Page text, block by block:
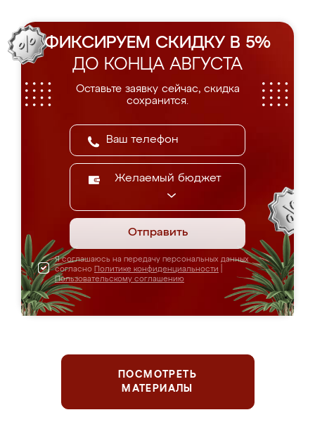
ФИКСИРУЕМ СКИДКУ В 5%
ДО КОНЦА АВГУСТА
Оставьте заявку сейчас, скидка
сохранится.
Желаемый бюджет
Отправить
Я соглашаюсь на передачу персональных данных
согласно Политике конфиденциальности
Пользовательскому соглашению
ПОСМОТРЕТЬ
МАТЕРИАЛЫ